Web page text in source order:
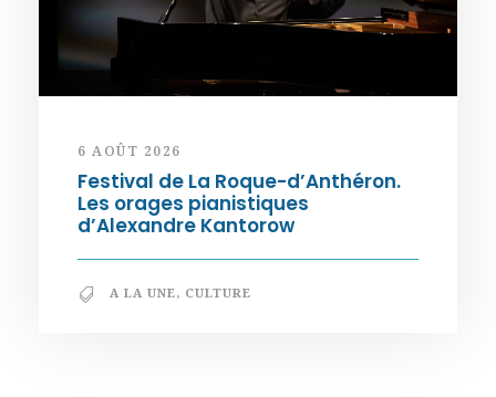
6 AOÛT 2026
Festival de La Roque-d’Anthéron.
Les orages pianistiques
d’Alexandre Kantorow
A LA UNE, CULTURE